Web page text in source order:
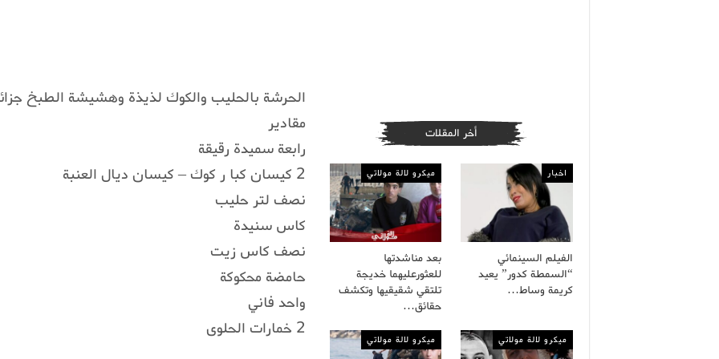
الحرشة بالحليب والكوك لذيذة وهشيشة الطبخ
مقادير
رابعة سميدة رقيقة
2 كيسان كبا ر كوك – كيسان ديال العنبة
نصف لتر حليب
كاس سنيدة
نصف كاس زيت
حامضة محكوكة
واحد فاني
2 خمارات الحلوى
أخر المقلات
اخبار
الفيلم السينمائي
“السمطة كدور” يعيد
كريمة وساط…
ميكرو لالة مولاتي
بعد مناشدتها
للعثورعليهما خديجة
تلتقي شقيقيها وتكشف
حقائق…
ميكرو لالة مولاتي ميكرو لالة مولاتي